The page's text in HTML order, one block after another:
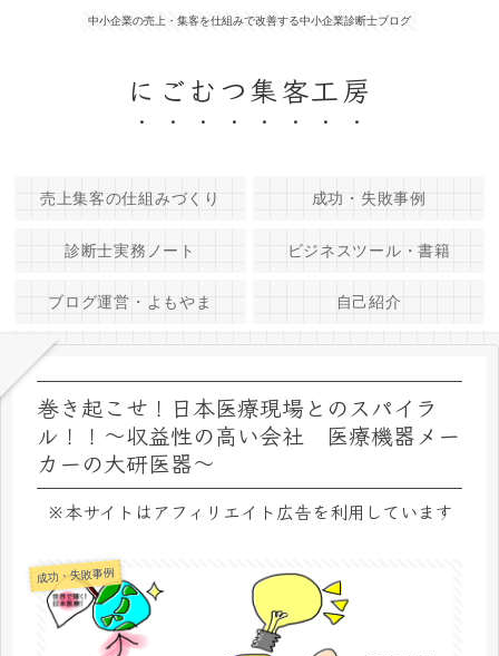
中小企業の売上・集客を仕組みで改善する中小企業診断士ブログ
にごむつ集客工房
売上集客の仕組みづくり 成功・失敗事例
診断士実務ノート ビジネスツール・書籍
ブログ運営・よもやま 自己紹介
巻き起こせ！日本医療現場とのスパイラ
ル！！～収益性の高い会社 医療機器メー
カーの大研医器～
※本サイトはアフィリエイト広告を利用しています
成功・失敗事例